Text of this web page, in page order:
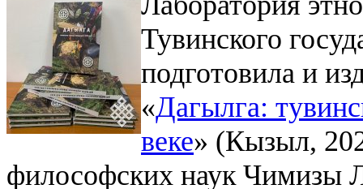
Тувинского
подготовила и
«Дагылга:
веке» (Кызыл,
философских наук Чимизы